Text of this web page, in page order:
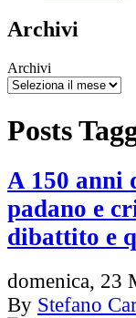
Archivi
Archivi
Posts
A 150 anni
padano e
dibattito e
domenica, 23
By Stefano